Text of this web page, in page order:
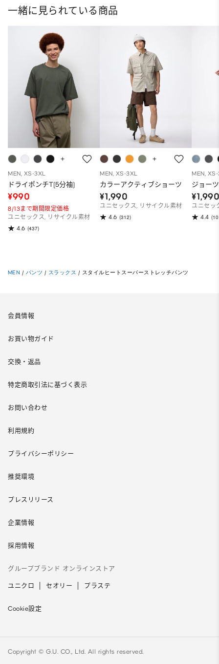
一緒に見られている商品
MEN, XS-3XL
ドライポンチT(5分袖)
¥990
8/13まで期間限定価格
ユニセックス, リサイクル素材
4.6 (437)
MEN, XS-3XL
カラーアクティブショーツ
¥1,990
ユニセックス, リサイクル素材
4.6 (312)
MEN,
ジョーツ
ユニセッ
4.4
MEN / パンツ / スラックス / スタイルヒートスーパーストレッチパンツ
会員情報
お買い物ガイド
交換・返品
特定商取引法に基づく表示
お問い合わせ
利用規約
プライバシーポリシー
推奨環境
プレスリリース
企業情報
採用情報
グループブランド オンラインストア
ユニクロ セオリー プラステ
Cookie設定
Copyright © G.U. CO., Ltd. All rights reserved.